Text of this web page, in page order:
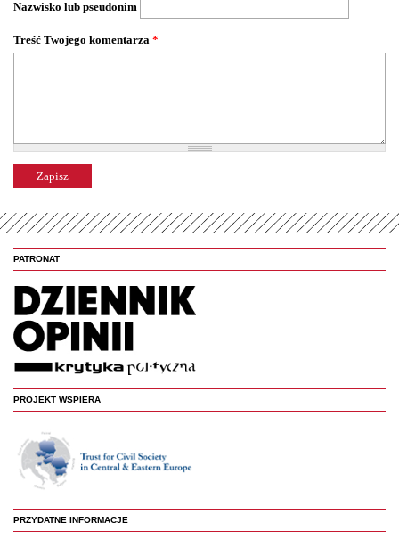
y
Nazwisko lub pseudonim
Treść Twojego komentarza *
PATRONAT
PROJEKT WSPIERA
PRZYDATNE INFORMACJE